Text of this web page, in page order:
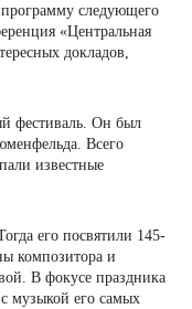
следующего
«Центральная
докладов,
фестиваль. Он был
Всего
известные
его посвятили 145-
композитора и
В фокусе праздника
музыкой его самых